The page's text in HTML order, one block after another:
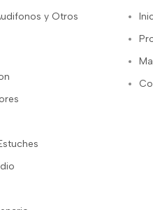
y Otros